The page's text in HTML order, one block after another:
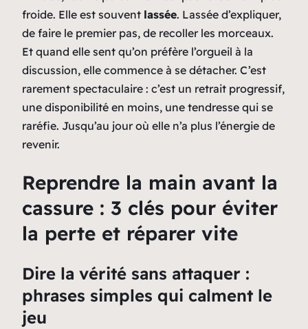
froide. Elle est souvent lassée. Lassée d’expliquer,
de faire le premier pas, de recoller les morceaux.
Et quand elle sent qu’on préfère l’orgueil à la
discussion, elle commence à se détacher. C’est
rarement spectaculaire : c’est un retrait progressif,
une disponibilité en moins, une tendresse qui se
raréfie. Jusqu’au jour où elle n’a plus l’énergie de
revenir.
Reprendre la main avant la
cassure : 3 clés pour éviter
la perte et réparer vite
Dire la vérité sans attaquer :
phrases simples qui calment le
jeu